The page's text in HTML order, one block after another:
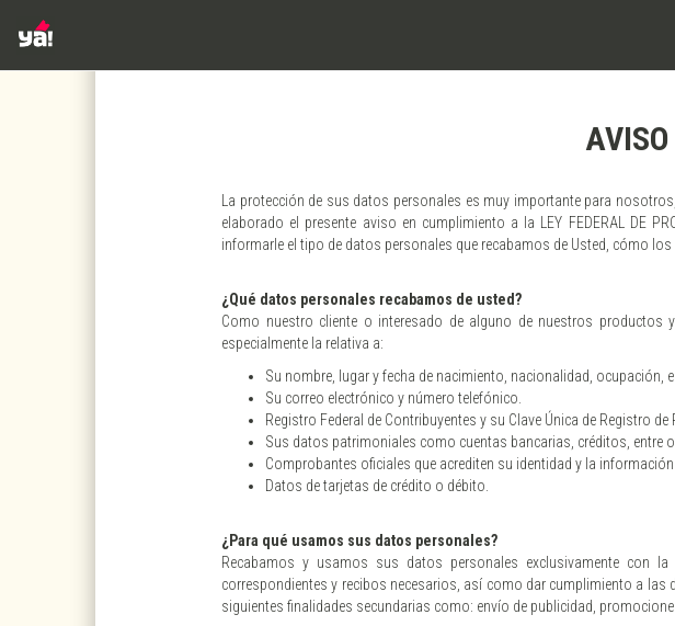
La protección de sus datos personales es muy importante para
elaborado el presente aviso en cumplimiento a la LEY FEDERAL DE
informarle el tipo de datos personales que recabamos de Usted, cómo
¿Qué datos personales recabamos de usted?
Como nuestro cliente o interesado de alguno de nuestros
especialmente la relativa a:
Su nombre, lugar y fecha de nacimiento, nacionalidad, ocupación,
Su correo electrónico y número telefónico.
Registro Federal de Contribuyentes y su Clave Única de Registro de
Sus datos patrimoniales como cuentas bancarias, créditos, entre
Comprobantes oficiales que acrediten su identidad y la información
Datos de tarjetas de crédito o débito.
¿Para qué usamos sus datos personales?
Recabamos y usamos sus datos personales exclusivamente con
correspondientes y recibos necesarios, así como dar cumplimiento a
siguientes finalidades secundarias como: envío de publicidad,